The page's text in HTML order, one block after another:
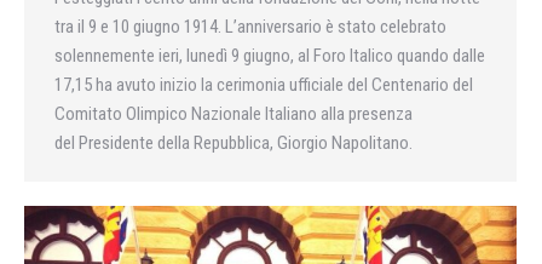
tra il 9 e 10 giugno 1914. L’anniversario è stato celebrato
solennemente ieri, lunedì 9 giugno, al Foro Italico quando dalle
17,15 ha avuto inizio la cerimonia ufficiale del Centenario del
Comitato Olimpico Nazionale Italiano alla presenza
del Presidente della Repubblica, Giorgio Napolitano.